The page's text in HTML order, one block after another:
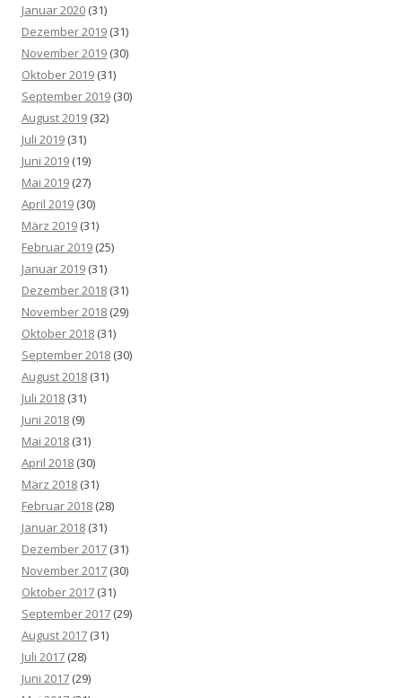
Januar 2020 (31)
Dezember 2019 (31)
November 2019 (30)
Oktober 2019 (31)
September 2019 (30)
August 2019 (32)
Juli 2019 (31)
Juni 2019 (19)
Mai 2019 (27)
April 2019 (30)
März 2019 (31)
Februar 2019 (25)
Januar 2019 (31)
Dezember 2018 (31)
November 2018 (29)
Oktober 2018 (31)
September 2018 (30)
August 2018 (31)
Juli 2018 (31)
Juni 2018 (9)
Mai 2018 (31)
April 2018 (30)
März 2018 (31)
Februar 2018 (28)
Januar 2018 (31)
Dezember 2017 (31)
November 2017 (30)
Oktober 2017 (31)
September 2017 (29)
August 2017 (31)
Juli 2017 (28)
Juni 2017 (29)